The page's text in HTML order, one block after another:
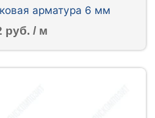
арматура 6 мм
руб. / м